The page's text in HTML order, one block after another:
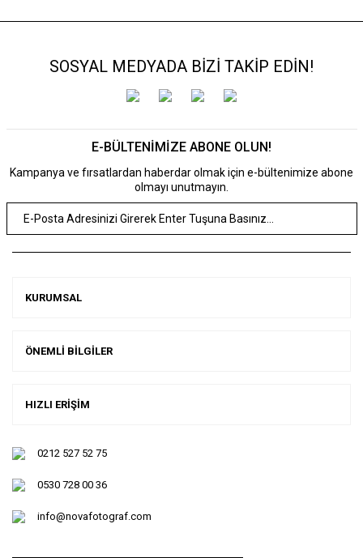
SOSYAL MEDYADA BİZİ TAKİP EDİN!
E-BÜLTENİMİZE ABONE OLUN!
Kampanya ve fırsatlardan haberdar olmak için e-bültenimize abone
olmayı unutmayın.
KURUMSAL
ÖNEMLİ BİLGİLER
HIZLI ERİŞİM
0212 527 52 75
0530 728 00 36
info@novafotograf.com